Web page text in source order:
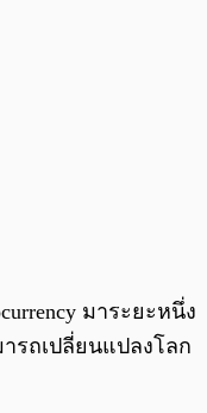
มาระยะหนึ่ง
รถเปลี่ยนแปลงโลก